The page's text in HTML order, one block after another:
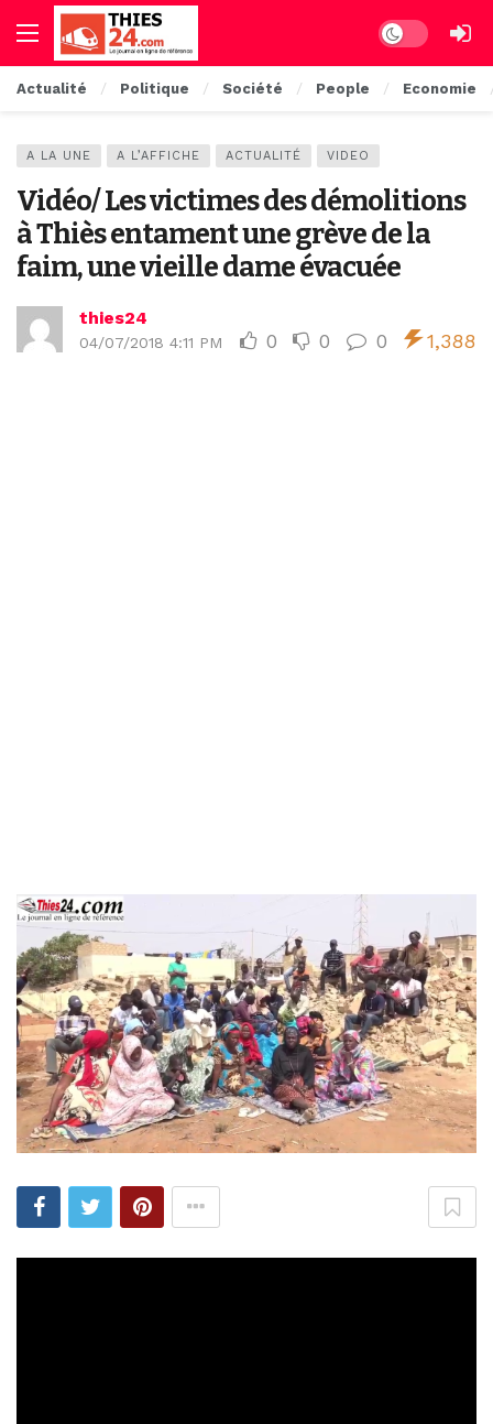
Dark mode
Actualité Politique Société People Economie
A LA UNE A L’AFFICHE ACTUALITÉ VIDEO
Vidéo/ Les victimes des démolitions
à Thiès entament une grève de la
faim, une vieille dame évacuée
thies24
04/07/2018 4:11 PM 0 0 0 1,388